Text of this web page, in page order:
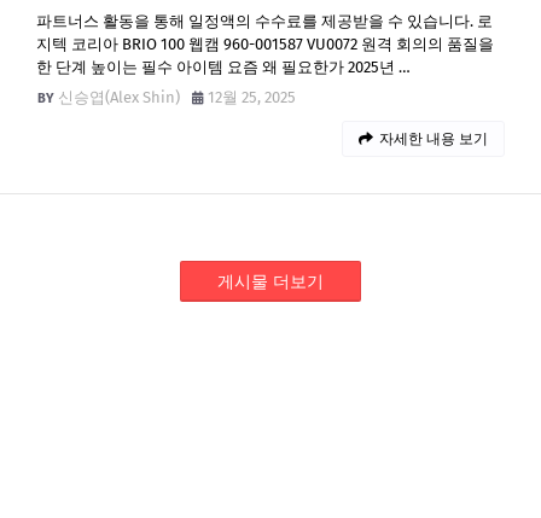
파트너스 활동을 통해 일정액의 수수료를 제공받을 수 있습니다. 로
지텍 코리아 BRIO 100 웹캠 960-001587 VU0072 원격 회의의 품질을
한 단계 높이는 필수 아이템 요즘 왜 필요한가 2025년 …
신승엽(Alex Shin)
12월 25, 2025
자세한 내용 보기
게시물 더보기